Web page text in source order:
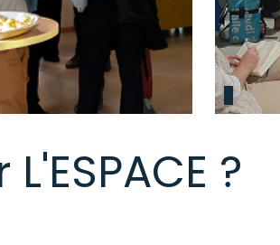
?